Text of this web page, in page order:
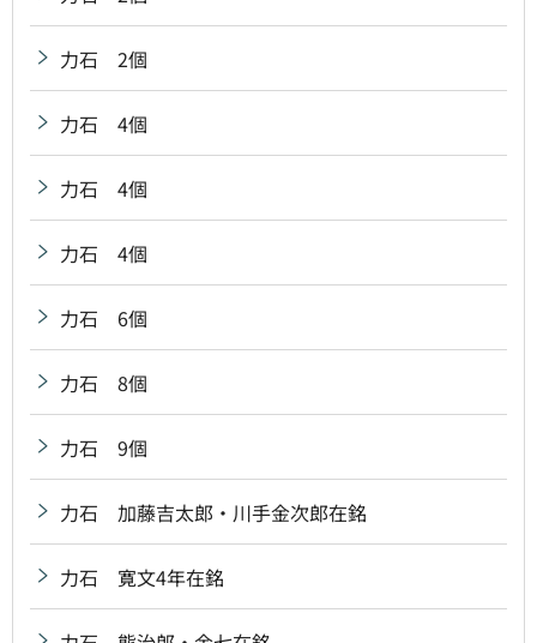
力石 2個
力石 4個
力石 4個
力石 4個
力石 6個
力石 8個
力石 9個
力石 加藤吉太郎・川手金次郎在銘
力石 寛文4年在銘